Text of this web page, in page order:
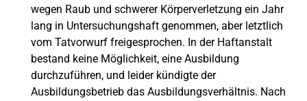
wegen Raub und schwerer Körperverletzung ein Jahr
lang in Untersuchungshaft genommen, aber letztlich
vom Tatvorwurf freigesprochen. In der Haftanstalt
bestand keine Möglichkeit, eine Ausbildung
durchzuführen, und leider kündigte der
Ausbildungsbetrieb das Ausbildungsverhältnis. Nach